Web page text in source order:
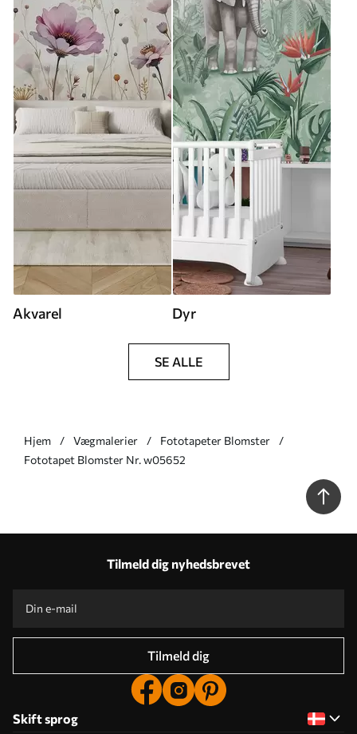
Akvarel Dyr
SE ALLE
Hjem Vægmalerier
Fototapeter Blomster
Fototapet Blomster Nr. w05652
Tilmeld dig nyhedsbrevet
Tilmeld dig
Skift sprog